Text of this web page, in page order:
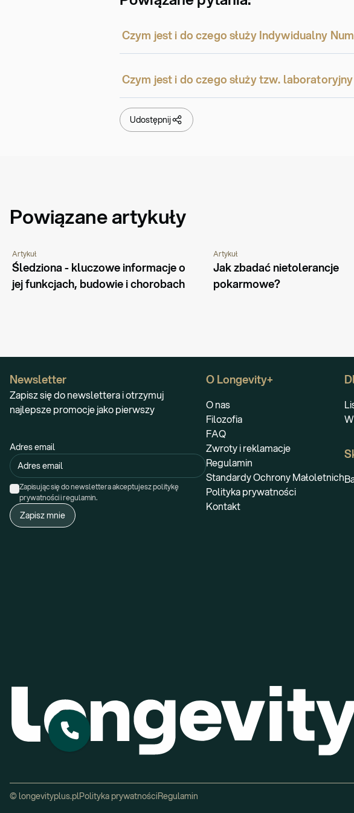
Czym jest i do czego służy Indywidualny
Czym jest i do czego służy tzw.
Udostępnij
Powiązane artykuły
PYTANIA I ODPOWIEDZI
Artykuł
Śledziona - kluczowe informacje o
jej funkcjach, budowie i chorobach
PORADNIK ŻYWIENIE
Artykuł
Jak zbadać nietolerancje
pokarmowe?
O Longevity+
O nas
Filozofia
FAQ
Zwroty i reklamacje
Regulamin
Standardy Ochrony Małoletnich
Polityka prywatności
Kontakt
Newsletter
Zapisz się do newslettera i otrzymuj
najlepsze promocje jako pierwszy
Adres email
Zapisując się do newslettera akceptujesz politykę
prywatności i regulamin.
Zapisz mnie
© longevityplus.plPolityka prywatnościRegulamin